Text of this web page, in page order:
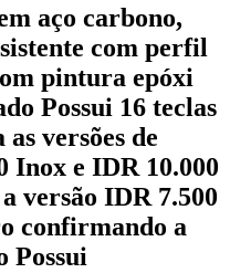
aço carbono,
com perfil
pintura epóxi
Possui 16 teclas
versões de
Inox e IDR 10.000
versão IDR 7.500
confirmando a
Possui